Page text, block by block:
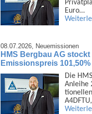
Euro…
08.07.2026, Neuemissionen
HMS Bergbau AG stockt
Emissionspreis 101,50%
Die
Anleihe